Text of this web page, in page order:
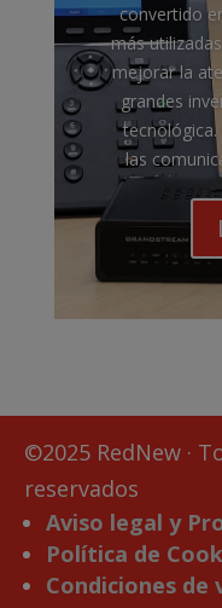
convertido
más
mejorar la
grandes
tecnológica.
las
©2025 RedNew ·
reservados
Aviso legal y
Política de
Condiciones de